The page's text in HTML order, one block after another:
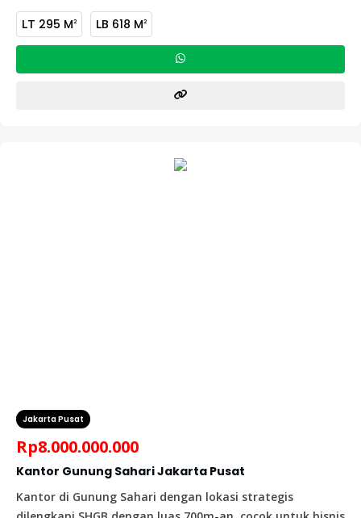
LT 295 M2 LB 618 M2
Jakarta Pusat
Rp8.000.000.000
Kantor Gunung Sahari Jakarta Pusat
Kantor di Gunung Sahari dengan lokasi strategis